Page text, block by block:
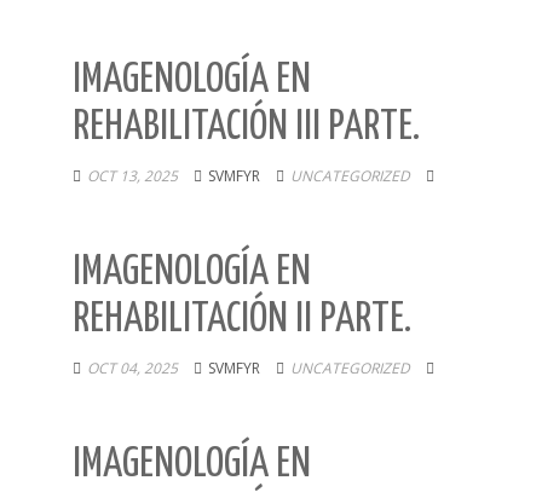
IMAGENOLOGÍA EN
REHABILITACIÓN III PARTE.
OCT 13, 2025 SVMFYR UNCATEGORIZED
IMAGENOLOGÍA EN
REHABILITACIÓN II PARTE.
OCT 04, 2025 SVMFYR UNCATEGORIZED
IMAGENOLOGÍA EN